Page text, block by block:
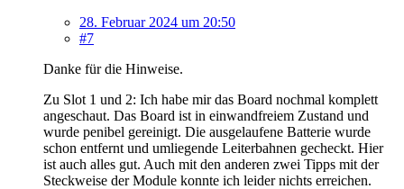
28. Februar 2024 um 20:50
#7
Danke für die Hinweise.
Zu Slot 1 und 2: Ich habe mir das Board nochmal komplett
angeschaut. Das Board ist in einwandfreiem Zustand und
wurde penibel gereinigt. Die ausgelaufene Batterie wurde
schon entfernt und umliegende Leiterbahnen gecheckt. Hier
ist auch alles gut. Auch mit den anderen zwei Tipps mit der
Steckweise der Module konnte ich leider nichts erreichen.